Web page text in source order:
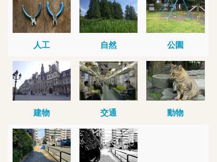
人工 自然 公園
建物 交通 動物